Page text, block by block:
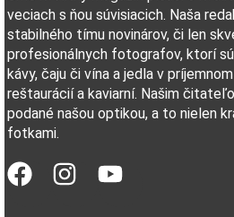
veciach s ňou súvisiacich. Naša
stabilného tímu novinárov, či len
profesionálnych fotografov, ktorí
kávy, čaju či vína a jedla v
reštaurácií a kaviarní. Našim
podané našou optikou, a to nielen
fotkami.